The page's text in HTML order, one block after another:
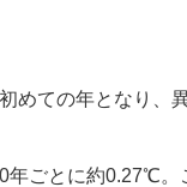
めての年となり、
年ごとに約0.27℃。